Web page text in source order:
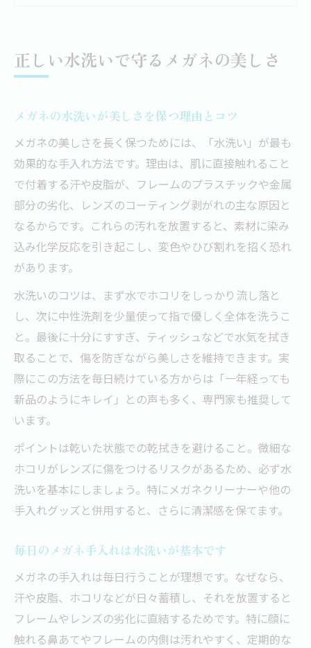
簡単にできるメガネの日常手入れ手順
メガネのお手入れは中性洗剤が効果的
メガネ手入れを習慣化するコツと注意点
レンズやフレームを傷つけない洗い方
フレーム劣化を防ぐメガネのケア方法
汗と皮脂から守るメガネフレームの手入れ
プラスチックや金属製メガネの劣化対策
メガネのフレームを長持ちさせる洗い方
メガネフレームの変色やひび割れ予防術
メガネ水洗いに中性洗剤が良い理由とは
メガネのお手入れは中性洗剤が安心安全
脂汚れも落とす中性洗剤のメガネ洗浄力
水洗いと中性洗剤の正しい組み合わせ方
中性洗剤でメガネを傷めず綺麗に保つ方法
ティッシュ拭きのNG行為を徹底解説
メガネをティッシュで拭くと傷つく理由
乾いたメガネ拭きのNGな使い方とは
レンズのコーティングを守る拭き方の注意
メガネ手入れ時のNG行動とそのリスク
安全なメガネ拭きとNGアイテムの見分け方
素材ごとに変わるメガネ手入れのコツ
正しい水洗いで守るメガネの美しさ
メガネの水洗いが美しさを保つ理由とコツ
メガネの美しさを長く保つためには、「水洗い」が最も
効果的な手入れ方法です。理由は、肌に直接触れること
で付着する汗や皮脂が、フレームのプラスチックや金属
部分の劣化、レンズのコーティング剥がれの主な原因と
なるからです。これらの汚れを放置すると、素材に染み
込み化学反応を引き起こし、変色やひび割れを招く恐れ
があります。
水洗いのコツは、まず水でホコリをしっかり流し落と
し、次に中性洗剤を少量使って指で優しく全体を洗うこ
と。最後に十分にすすぎ、ティッシュなどで水気を拭き
取ることで、傷を防ぎながら美しさを維持できます。実
際にこの方法を毎日続けている方からは「一年経っても
新品のようにキレイ」との声も多く、専門家も推奨して
います。
ポイントは乾いた状態での乾拭きを避けること。微細な
ホコリがレンズに傷をつけるリスクがあるため、必ず水
洗いを基本にしましょう。特にメガネクリーナーや他の
手入れグッズと併用すると、さらに清潔感を保てます。
毎日のメガネ手入れは水洗いが基本です
メガネの手入れは毎日行うことが理想です。なぜなら、
汗や皮脂、ホコリなどが日々蓄積し、それを放置すると
フレームやレンズの劣化に直結するためです。特に顔に
触れる鼻あてやフレームの内側は汚れやすく、定期的な